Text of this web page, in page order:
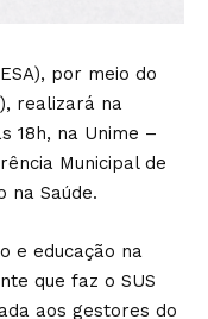
por meio do
realizará na
18h, na Unime –
Municipal de
na Saúde.
e educação na
que faz o SUS
aos gestores do